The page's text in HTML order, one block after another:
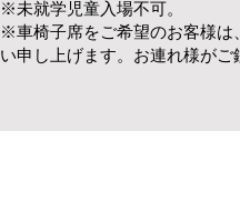
※未就学児童入場不可。
※車椅子席をご希望のお客様は
い申し上げます。お連れ様が